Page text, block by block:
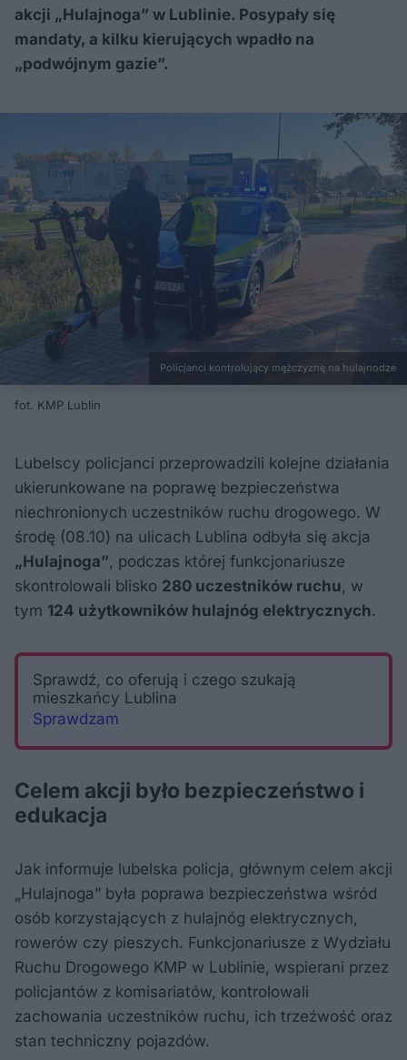
akcji „Hulajnoga” w Lublinie. Posypały się
mandaty, a kilku kierujących wpadło na
„podwójnym gazie”.
Policjanci kontrolujący mężczyznę na hulajnodze
fot. KMP Lublin
Lubelscy policjanci przeprowadzili kolejne działania
ukierunkowane na poprawę bezpieczeństwa
niechronionych uczestników ruchu drogowego. W
środę (08.10) na ulicach Lublina odbyła się akcja
„Hulajnoga” , podczas której funkcjonariusze
skontrolowali blisko 280 uczestników ruchu , w
tym 124 użytkowników hulajnóg elektrycznych.
Sprawdź, co oferują i czego szukają
mieszkańcy Lublina
Sprawdzam
Celem akcji było bezpieczeństwo i
edukacja
Jak informuje lubelska policja, głównym celem akcji
„Hulajnoga” była poprawa bezpieczeństwa wśród
osób korzystających z hulajnóg elektrycznych,
rowerów czy pieszych. Funkcjonariusze z Wydziału
Ruchu Drogowego KMP w Lublinie, wspierani przez
policjantów z komisariatów, kontrolowali
zachowania uczestników ruchu, ich trzeźwość oraz
stan techniczny pojazdów.